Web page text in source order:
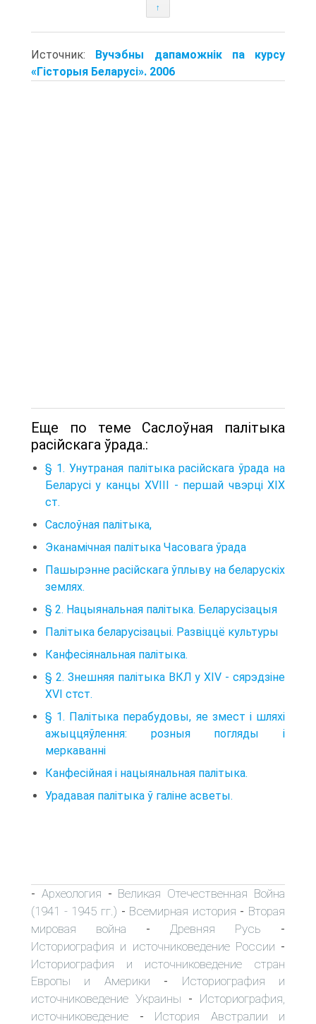
↑
Источник: Вучэбны дапаможнік па курсу
«Гісторыя Беларусі». 2006
Еще по теме Саслоўная палітыка
расійскага ўрада.:
§ 1. Унутраная палітыка расійскага ўрада на
Беларусі у канцы XVIII - першай чвэрці XIX
ст.
Саслоўная палітыка,
Эканамічная палітыка Часовага ўрада
Пашырэнне расійскага ўплыву на беларускіх
землях.
§ 2. Нацыянальная палітыка. Беларусізацыя
Палітыка беларусізацыі. Развіццё культуры
Канфесіянальная палітыка.
§ 2. Знешняя палітыка ВКЛ у XIV - сярэдзіне
XVI стст.
§ 1. Палітыка перабудовы, яе змест і шляхі
ажыццяўлення: розныя погляды і
меркаванні
Канфесійная і нацыянальная палітыка.
Урадавая палітыка ў галіне асветы.
- Археология - Великая Отечественная Война
(1941 - 1945 гг.) - Всемирная история - Вторая
мировая война - Древняя Русь -
Историография и источниковедение России -
Историография и источниковедение стран
Европы и Америки - Историография и
источниковедение Украины - Историография,
источниковедение - История Австралии и